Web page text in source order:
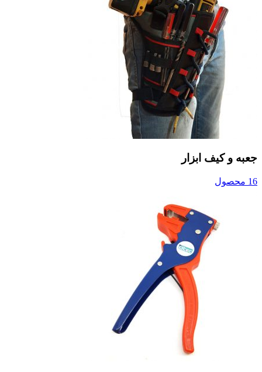
جعبه و کیف ابزار
16 محصول